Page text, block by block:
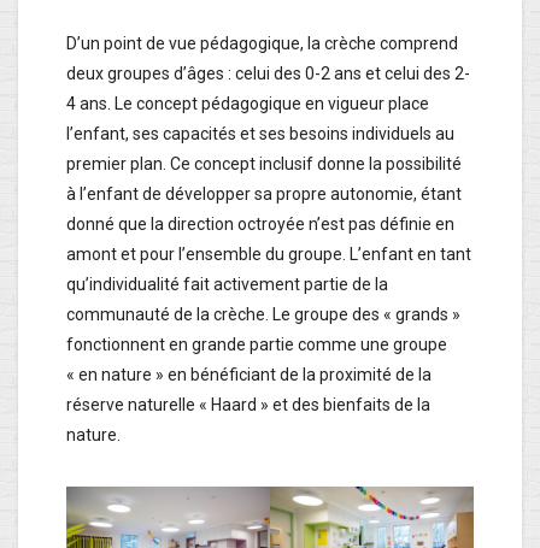
D’un point de vue pédagogique, la crèche comprend
deux groupes d’âges : celui des 0-2 ans et celui des 2-
4 ans. Le concept pédagogique en vigueur place
l’enfant, ses capacités et ses besoins individuels au
premier plan. Ce concept inclusif donne la possibilité
à l’enfant de développer sa propre autonomie, étant
donné que la direction octroyée n’est pas définie en
amont et pour l’ensemble du groupe. L’enfant en tant
qu’individualité fait activement partie de la
communauté de la crèche. Le groupe des « grands »
fonctionnent en grande partie comme une groupe
« en nature » en bénéficiant de la proximité de la
réserve naturelle « Haard » et des bienfaits de la
nature.